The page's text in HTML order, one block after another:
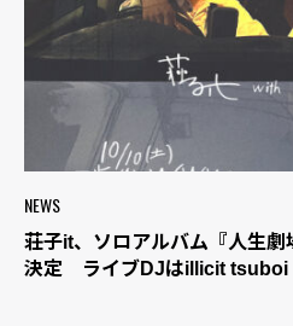
NEWS
荘子it、ソロアルバム『人生
決定 ライブDJはillicit tsuboi